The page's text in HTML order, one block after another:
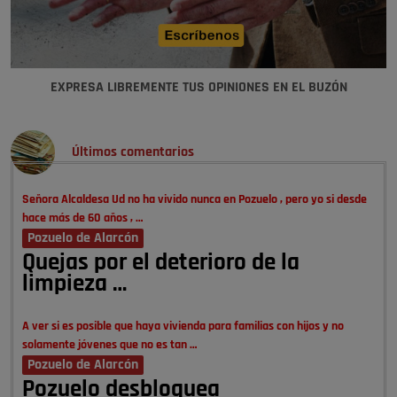
EXPRESA LIBREMENTE TUS OPINIONES EN EL BUZÓN
Últimos comentarios
Señora Alcaldesa Ud no ha vivido nunca en Pozuelo , pero yo si desde
hace más de 60 años , …
Pozuelo de Alarcón
Quejas por el deterioro de la
limpieza …
A ver si es posible que haya vivienda para familias con hijos y no
solamente jóvenes que no es tan …
Pozuelo de Alarcón
Pozuelo desbloquea